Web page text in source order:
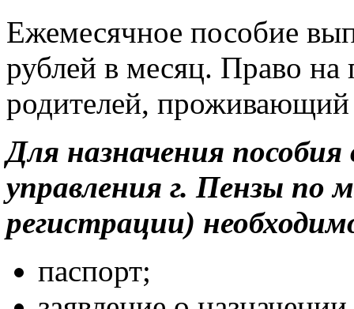
Ежемесячное пособие
рублей в месяц. Право на
родителей, проживающий
Для назначения
управления г. Пензы по
регистрации)
паспорт;